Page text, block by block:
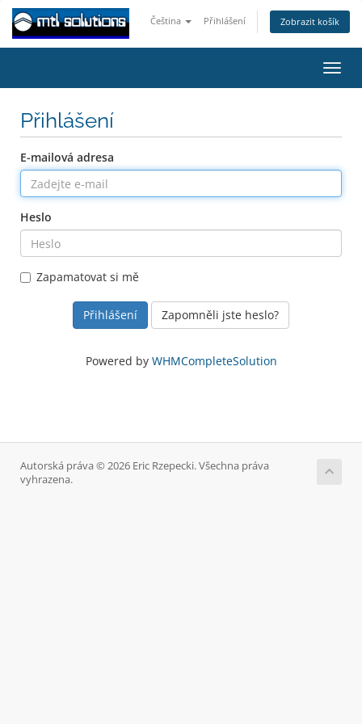
Čeština Přihlášení Zobrazit košík
Přihlášení
E-mailová adresa
Heslo
Zapamatovat si mě
Zapomněli jste heslo?
Powered by WHMCompleteSolution
Autorská práva © 2026 Eric Rzepecki. Všechna práva
vyhrazena.